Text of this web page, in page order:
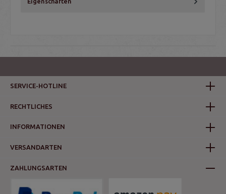
SERVICE-HOTLINE
RECHTLICHES
INFORMATIONEN
VERSANDARTEN
ZAHLUNGSARTEN